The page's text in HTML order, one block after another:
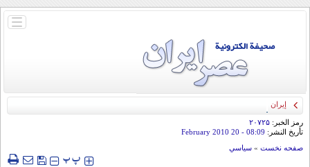
باز
إيران تتهم واشنطن بزيادة التوتر عبر دعمها الاحتجاجات... وتعتبر حكومة الحوثيين "شرعية"
رمز الخبر: ۲۰۷۲۵
تأريخ النشر: 08:09
- 20 February 2010
صفحه نخست » سياسي
‍‍‍ پپ